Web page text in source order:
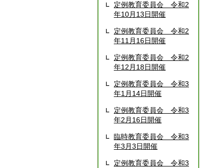
定例教育委員会 令和2
年10月13日開催
定例教育委員会 令和2
年11月16日開催
定例教育委員会 令和2
年12月18日開催
定例教育委員会 令和3
年1月14日開催
定例教育委員会 令和3
年2月16日開催
臨時教育委員会 令和3
年3月3日開催
定例教育委員会 令和3